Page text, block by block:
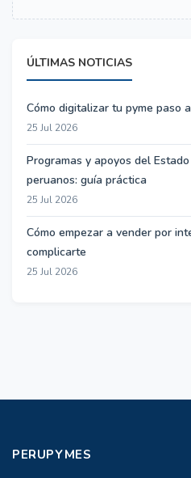
ÚLTIMAS NOTICIAS
Cómo digitalizar tu pyme paso
25 Jul 2026
Programas y apoyos del
peruanos: guía práctica
25 Jul 2026
Cómo empezar a vender por
complicarte
25 Jul 2026
PERUPYMES